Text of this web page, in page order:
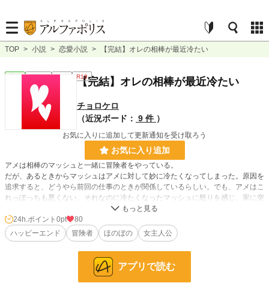
TOP > 小説 > 恋愛小説 > 【完結】オレの相棒が最近冷たい
連載中 短編 R18
【完結】オレの相棒が最近冷たい
チョロケロ
（近況ボード： 9 件 ）
お気に入りに追加して更新通知を受け取ろう
お気に入り追加
アメは相棒のマッシュと一緒に冒険者をやっている。
だが、あるときからマッシュはアメに対して妙に冷たくなってしまった。原因を
追求すると、どうやら前回の仕事のときが関係しているらしい。でも、アメはこ
れっぽっちも悪くない。それなのに冷たくなったマッシュに怒りを感じ、家に突
※一人称オレですが、女の子です。
※ムーンライトノベルズさまでも投稿しています。
宜しくお願いします。
228,779 位 / 228,779 件
24h.ポイント 0pt
80
ハッピーエンド
冒険者 ほのぼの 女主人公
アプリで読む